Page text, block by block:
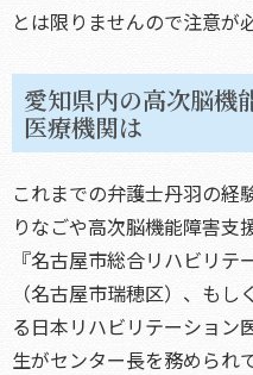
とは限りませんので注意が
愛知県内の高次脳機
医療機関は
これまでの弁護士丹羽の経
りなごや高次脳機能障害支
『名古屋市総合リハビリテ
（名古屋市瑞穂区）、も
る日本リハビリテーション
生がセンター長を務められ